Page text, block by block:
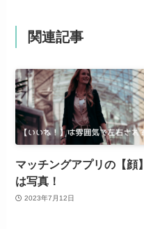
関連記事
マッチングアプリの【顔】
は写真！
2023年7月12日